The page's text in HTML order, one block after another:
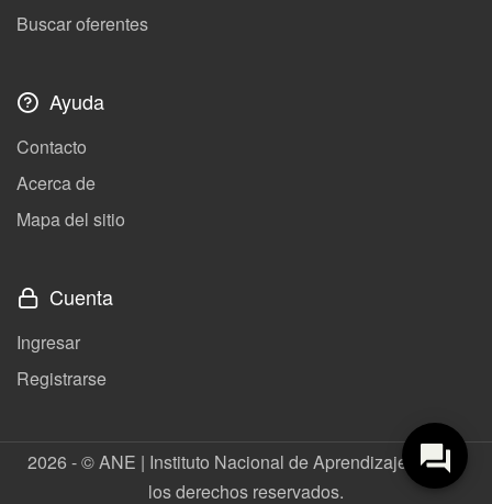
Buscar oferentes
Ayuda
Contacto
Acerca de
Mapa del sitio
Cuenta
Ingresar
Registrarse
2026 - © ANE | Instituto Nacional de Aprendizaje. Todos
los derechos reservados.